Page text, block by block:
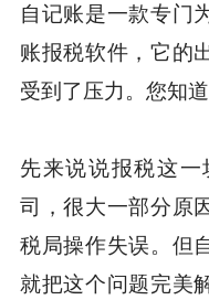
自记账是一款专门
账报税软件，它的
受到了压力。您知
先来说说报税这
司，很大一部分原
税局操作失误。但
就把这个问题完美